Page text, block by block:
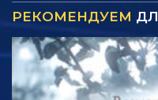
РЕКОМЕНДУЕМ